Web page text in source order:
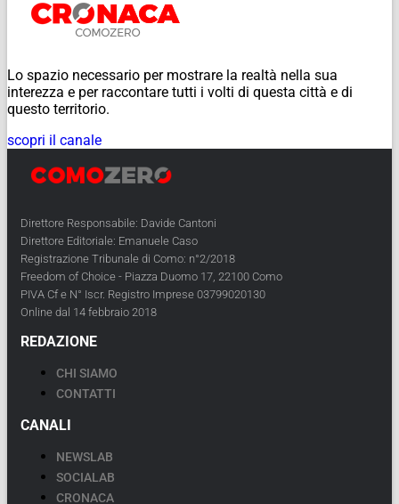
Lo spazio necessario per mostrare la realtà nella sua
interezza e per raccontare tutti i volti di questa città e di
questo territorio.
scopri il canale
Direttore Responsabile: Davide Cantoni
Direttore Editoriale: Emanuele Caso
Registrazione Tribunale di Como: n°2/2018
Freedom of Choice - Piazza Duomo 17, 22100 Como
PIVA Cf e N° Iscr. Registro Imprese 03799020130
Online dal 14 febbraio 2018
REDAZIONE
CHI SIAMO
CONTATTI
CANALI
NEWSLAB
SOCIALAB
CRONACA